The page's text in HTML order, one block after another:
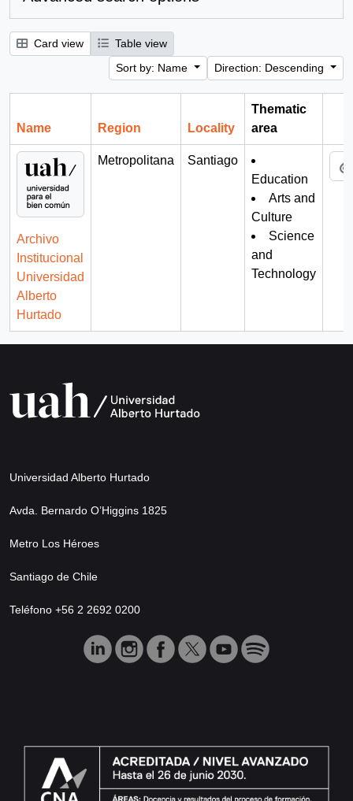
Card view
Table view
Sort by: Name
Direction: Descending
Name Region Locality
Thematic
area
Archivo
Institucional
Universidad
Alberto
Hurtado
Metropolitana
Santiago
Education
Arts and
Culture
Science
and
Technology
Universidad Alberto Hurtado
Avda. Bernardo O’Higgins 1825
Metro Los Héroes
Santiago de Chile
Teléfono +56 2 2692 0200